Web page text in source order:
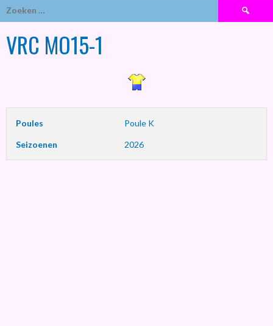
Zoeken
naar:
VRC MO15-1
Poules Poule K
Seizoenen 2026